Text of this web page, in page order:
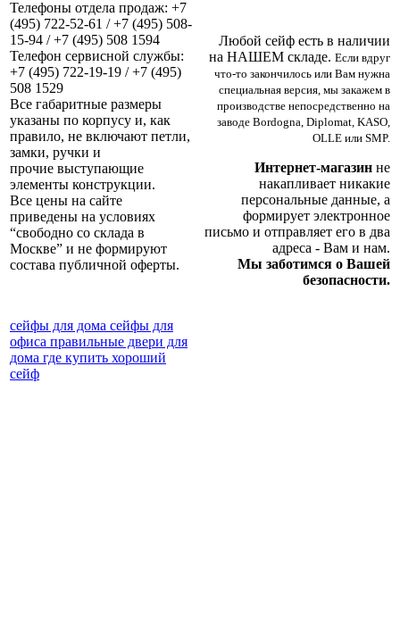
Телефоны отдела продаж: +7
(495) 722-52-61 / +7 (495) 508-
15-94 / +7 (495) 508 1594
Телефон сервисной службы:
+7 (495) 722-19-19 / +7 (495)
508 1529
Все габаритные размеры
указаны по корпусу и, как
правило, не включают петли,
замки, ручки и
прочие выступающие
элементы конструкции.
Все цены на сайте
приведены на условиях
“свободно со склада в
Москве” и не формируют
состава публичной оферты.
сейфы для дома сейфы для
офиса правильные двери для
дома где купить хороший
сейф
Любой сейф есть в наличии
на НАШЕМ складе. Если вдруг
что-то закончилось или Вам нужна
специальная версия, мы закажем в
производстве непосредственно на
заводе Bordogna, Diplomat, KASO,
OLLE или SMP.
Интернет-магазин не
накапливает никакие
персональные данные, а
формирует электронное
письмо и отправляет его в два
адреса - Вам и нам.
Мы заботимся о Вашей
безопасности.